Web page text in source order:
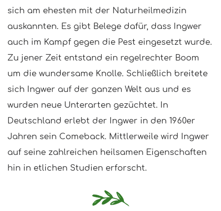
sich am ehesten mit der Naturheilmedizin
auskannten. Es gibt Belege dafür, dass Ingwer
auch im Kampf gegen die Pest eingesetzt wurde.
Zu jener Zeit entstand ein regelrechter Boom
um die wundersame Knolle. Schließlich breitete
sich Ingwer auf der ganzen Welt aus und es
wurden neue Unterarten gezüchtet. In
Deutschland erlebt der Ingwer in den 1960er
Jahren sein Comeback. Mittlerweile wird Ingwer
auf seine zahlreichen heilsamen Eigenschaften
hin in etlichen Studien erforscht.